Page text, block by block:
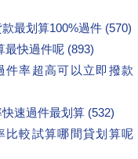
最划算100%過件 (570)
最快過件呢 (893)
件率超高可以立即撥款
速過件最划算 (532)
比較試算哪間貸划算呢